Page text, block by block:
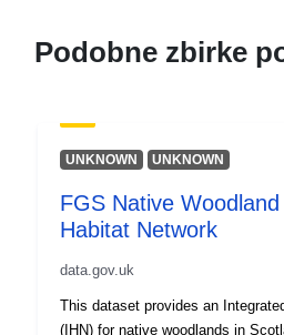
Podobne zbirke
UNKNOWN UNKNOWN
FGS Native
Habitat Network
data.gov.uk
This dataset provides an
(IHN) for native woodlands in Scotland. Its